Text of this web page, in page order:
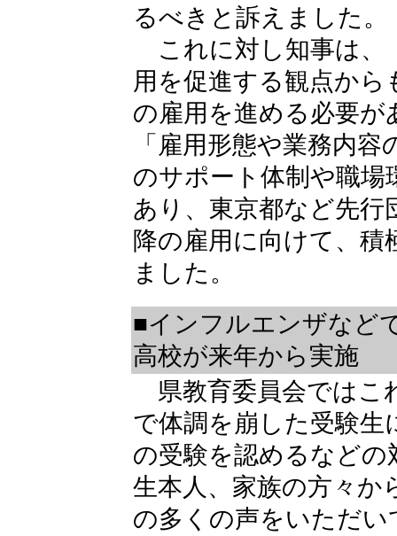
るべきと訴えました。
これに対し知事は、
用を促進する観点か
の雇用を進める必要
「雇用形態や業務内
のサポート体制や職
あり、東京都など先行
降の雇用に向けて、
ました。
■インフルエンザなど
高校が来年から実施
県教育委員会ではこ
で体調を崩した受験生
の受験を認めるなど
生本人、家族の方々か
の多くの声をいただ